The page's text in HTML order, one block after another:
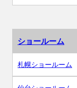
ショールーム
札幌ショールーム